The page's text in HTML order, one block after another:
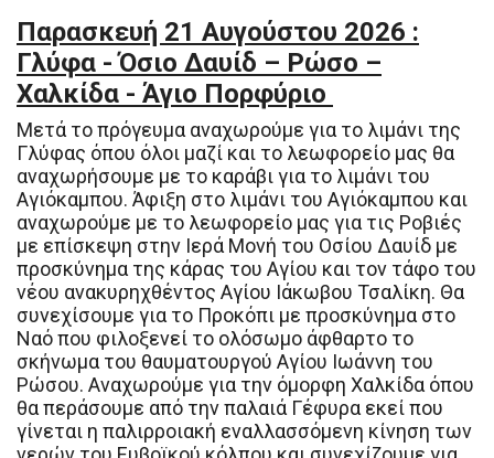
Παρασκευή 21 Αυγούστου 2026 :
Γλύφα - Όσιο Δαυίδ – Ρώσο –
Χαλκίδα - Άγιο Πορφύριο
Μετά το πρόγευμα αναχωρούμε για το λιμάνι της
Γλύφας όπου όλοι μαζί και το λεωφορείο μας θα
αναχωρήσουμε με το καράβι για το λιμάνι του
Αγιόκαμπου. Άφιξη στο λιμάνι του Αγιόκαμπου και
αναχωρούμε με το λεωφορείο μας για τις Ροβιές
με επίσκεψη στην Ιερά Μονή του Οσίου Δαυίδ με
προσκύνημα της κάρας του Αγίου και τον τάφο του
νέου ανακυρηχθέντος Αγίου Ιάκωβου Τσαλίκη. Θα
συνεχίσουμε για το Προκόπι με προσκύνημα στο
Ναό που φιλοξενεί το ολόσωμο άφθαρτο το
σκήνωμα του θαυματουργού Αγίου Ιωάννη του
Ρώσου. Αναχωρούμε για την όμορφη Χαλκίδα όπου
θα περάσουμε από την παλαιά Γέφυρα εκεί που
γίνεται η παλιρροιακή εναλλασσόμενη κίνηση των